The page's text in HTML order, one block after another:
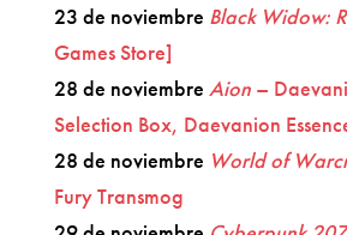
23 de noviembre Black Widow:
Games Store]
28 de noviembre Aion–
Selection Box, Daevanion
28 de noviembre World of
Fury Transmog